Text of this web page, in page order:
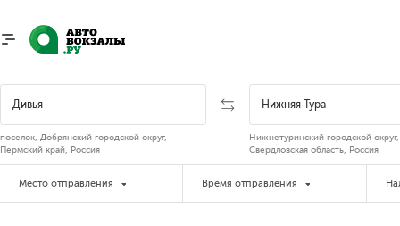
поселок, Добрянский городской округ,
Пермский край, Россия
Нижнетуринский городской округ,
Свердловская область, Россия
Место отправления Время отправления